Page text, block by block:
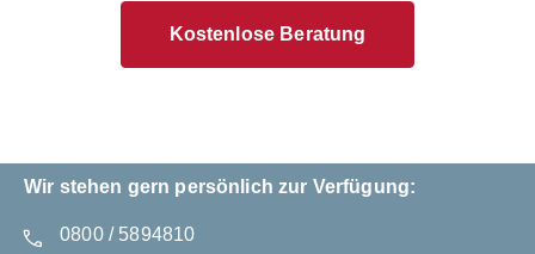
Kostenlose Beratung
Wir stehen gern persönlich zur Verfügung:
0800 / 5894810